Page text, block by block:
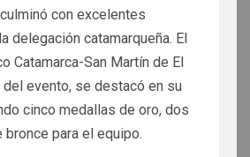
con excelentes
delegación catamarqueña. El
Catamarca-San Martín de El
del evento, se destacó en su
cinco medallas de oro, dos
bronce para el equipo.